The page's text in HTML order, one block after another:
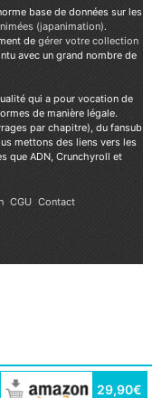
29,90€
base de données sur les
(japanimation).
de gérer votre collection
avec un grand nombre de
qui a pour vocation de
de manière légale.
par chapitre), du fansub
mettons des liens vers les
que ADN, Crunchyroll et
CGU Contact